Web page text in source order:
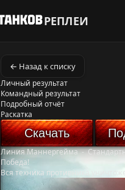
РЕПЛЕИ
← Назад к списку
Личный результат
Командный результат
Подробный отчёт
Раскатка
Скачать
Линия Маннергейма-
Победа!
Вся техника противника